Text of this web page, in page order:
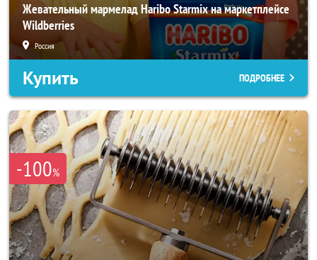
Жевательный мармелад Haribo Starmix на маркетплейсе
Wildberries
Россия
Купить ПОДРОБНЕЕ
-100%